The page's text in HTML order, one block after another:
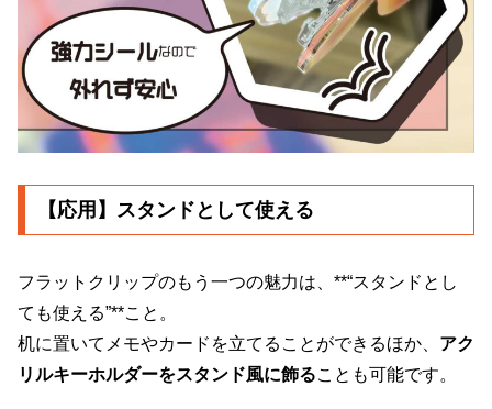
【応用】スタンドとして使える
フラットクリップのもう一つの魅力は、**“スタンドとし
ても使える”**こと。
机に置いてメモやカードを立てることができるほか、 アク
リルキーホルダーをスタンド風に飾ることも可能です。